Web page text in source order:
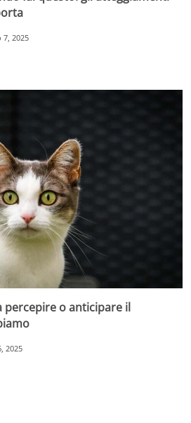
7, 2025
percepire o anticipare il
2025